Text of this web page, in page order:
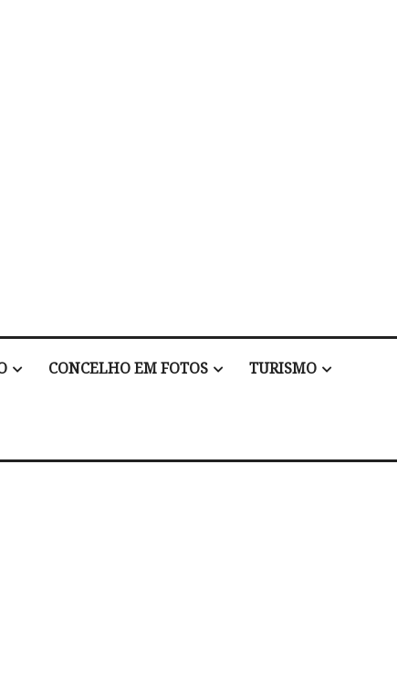
CONCELHO EM FOTOS TURISMO